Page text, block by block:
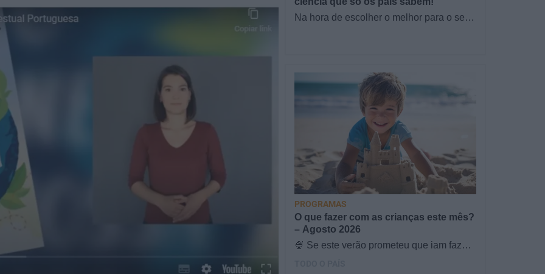
Na hora de escolher o melhor para o seu
O que fazer com as crianças este mês?
– Agosto 2026
🍨 Se este verão prometeu que iam fazer
PROGRAMAS